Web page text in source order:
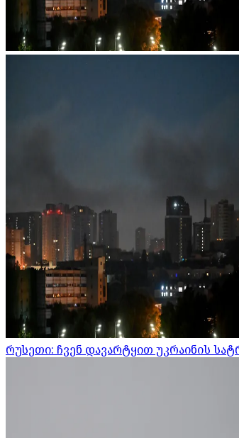
რუსეთი: ჩვენ დავარტყით უკრაინის